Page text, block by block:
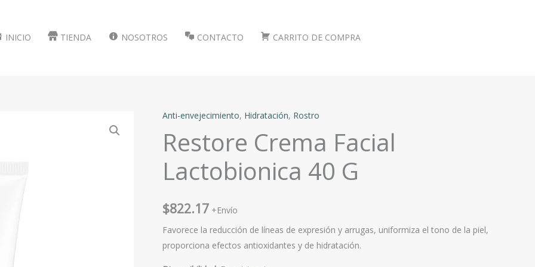
INICIO TIENDA NOSOTROS CONTACTO CARRITO DE COMPRA
Anti-envejecimiento, Hidratación, Rostro
Restore Crema Facial
Lactobionica 40 G
$822.17 +Envío
Favorece la reducción de líneas de expresión y arrugas, uniformiza el tono de la piel,
proporciona efectos antioxidantes y de hidratación.